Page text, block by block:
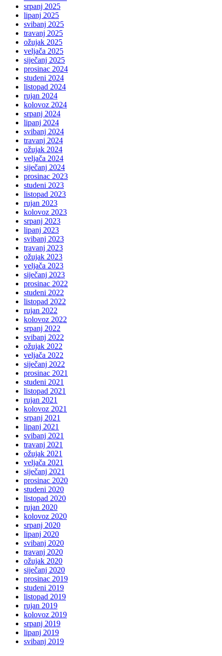
srpanj 2025
lipanj 2025
svibanj 2025
travanj 2025
ožujak 2025
veljača 2025
siječanj 2025
prosinac 2024
studeni 2024
listopad 2024
rujan 2024
kolovoz 2024
srpanj 2024
lipanj 2024
svibanj 2024
travanj 2024
ožujak 2024
veljača 2024
siječanj 2024
prosinac 2023
studeni 2023
listopad 2023
rujan 2023
kolovoz 2023
srpanj 2023
lipanj 2023
svibanj 2023
travanj 2023
ožujak 2023
veljača 2023
siječanj 2023
prosinac 2022
studeni 2022
listopad 2022
rujan 2022
kolovoz 2022
srpanj 2022
svibanj 2022
ožujak 2022
veljača 2022
siječanj 2022
prosinac 2021
studeni 2021
listopad 2021
rujan 2021
kolovoz 2021
srpanj 2021
lipanj 2021
svibanj 2021
travanj 2021
ožujak 2021
veljača 2021
siječanj 2021
prosinac 2020
studeni 2020
listopad 2020
rujan 2020
kolovoz 2020
srpanj 2020
lipanj 2020
svibanj 2020
travanj 2020
ožujak 2020
siječanj 2020
prosinac 2019
studeni 2019
listopad 2019
rujan 2019
kolovoz 2019
srpanj 2019
lipanj 2019
svibanj 2019